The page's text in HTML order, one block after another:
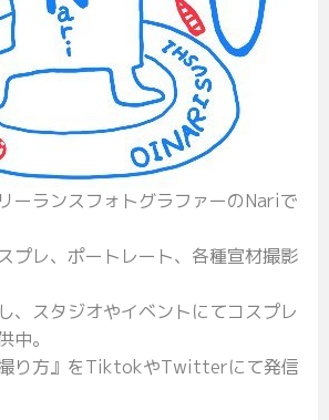
ーランスフォトグラファーのNariで
プレ、ポートレート、各種宣材撮影
、スタジオやイベントにてコスプレ
中。
撮り方』をTiktokやTwitterにて発信